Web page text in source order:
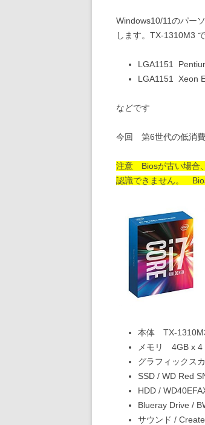
Windows10/11のパー
します。TX-1310M3
LGA1151
LGA1151 Xeon
などです
今回 第6世代の低消
注意 Biosが古い場合
認識できません。
本体 TX-
メモリ 4GB x
グラフィックス
SSD / WD Red
HDD /
Blueray Drive /
サウンド /